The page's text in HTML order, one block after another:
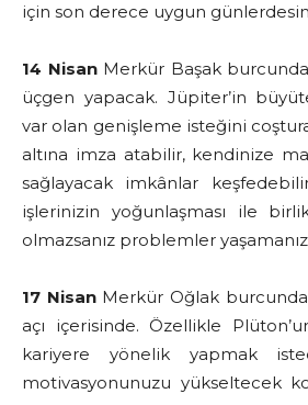
için son derece uygun
14 NisanMerkür Başak
üçgen yapacak. Jüpiter’in
var olan genişleme isteğini
altına imza atabilir, kendinize
sağlayacak imkânlar
işlerinizin yoğunlaşması ile
olmazsanız problemler
17 NisanMerkür Oğlak
açı içerisinde. Özellikle
kariyere yönelik yapmak
motivasyonunuzu yükseltecek